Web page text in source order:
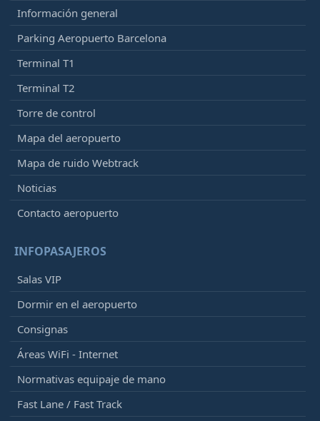
Información general
Parking Aeropuerto Barcelona
Terminal T1
Terminal T2
Torre de control
Mapa del aeropuerto
Mapa de ruido Webtrack
Noticias
Contacto aeropuerto
INFOPASAJEROS
Salas VIP
Dormir en el aeropuerto
Consignas
Áreas WiFi - Internet
Normativas equipaje de mano
Fast Lane / Fast Track